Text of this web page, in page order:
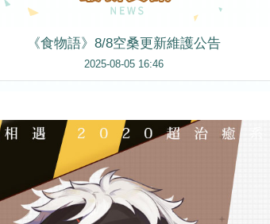
《食物語》8/8空桑更新維護公告
2025-08-05 16:46